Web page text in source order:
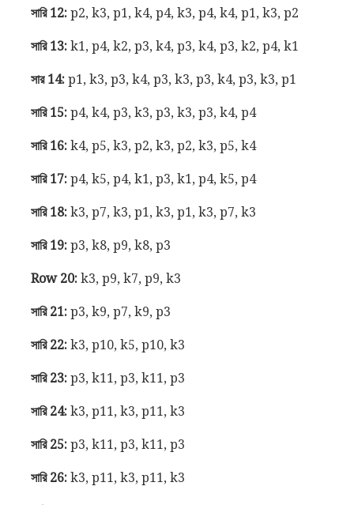
সারি 12: p2, k3, p1, k4, p4, k3, p4, k4, p1, k3, p2
সারি 13: k1, p4, k2, p3, k4, p3, k4, p3, k2, p4, k1
সার 14: p1, k3, p3, k4, p3, k3, p3, k4, p3, k3, p1
সারি 15: p4, k4, p3, k3, p3, k3, p3, k4, p4
সারি 16: k4, p5, k3, p2, k3, p2, k3, p5, k4
সারি 17: p4, k5, p4, k1, p3, k1, p4, k5, p4
সারি 18: k3, p7, k3, p1, k3, p1, k3, p7, k3
সারি 19: p3, k8, p9, k8, p3
Row 20: k3, p9, k7, p9, k3
সারি 21: p3, k9, p7, k9, p3
সারি 22: k3, p10, k5, p10, k3
সারি 23: p3, k11, p3, k11, p3
সারি 24: k3, p11, k3, p11, k3
সারি 25: p3, k11, p3, k11, p3
সারি 26: k3, p11, k3, p11, k3